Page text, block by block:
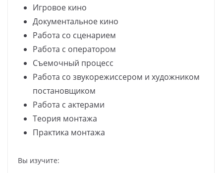
Игровое кино
Документальное кино
Работа со сценарием
Работа с оператором
Съемочный процесс
Работа со звукорежиссером и художником
постановщиком
Работа с актерами
Теория монтажа
Практика монтажа
Вы изучите: